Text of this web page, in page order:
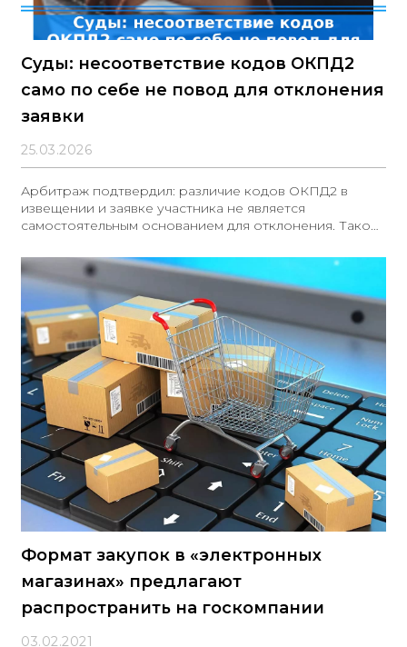
Суды: несоответствие кодов ОКПД2
само по себе не повод для отклонения
заявки
25.03.2026
Арбитраж подтвердил: различие кодов ОКПД2 в
извещении и заявке участника не является
самостоятельным основанием для отклонения. Такой
знаков с применением национального режима.Спор
возник по итогам аукциона на поставку
информационных знаков. Закупаемая продукция
относилась к позициям, предусмотренным
Постановлением Правительства РФ № 1875, что
влекло применение требований национального
режима
Формат закупок в «электронных
магазинах» предлагают
распространить на госкомпании
03.02.2021